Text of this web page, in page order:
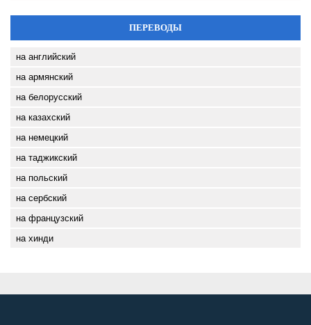
ПЕРЕВОДЫ
на английский
на армянский
на белорусский
на казахский
на немецкий
на таджикский
на польский
на сербский
на французский
на хинди